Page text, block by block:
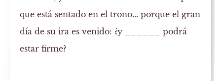
que está sentado en el trono... porque el gran
día de su ira es venido: ¿y ______podrá
estar firme?